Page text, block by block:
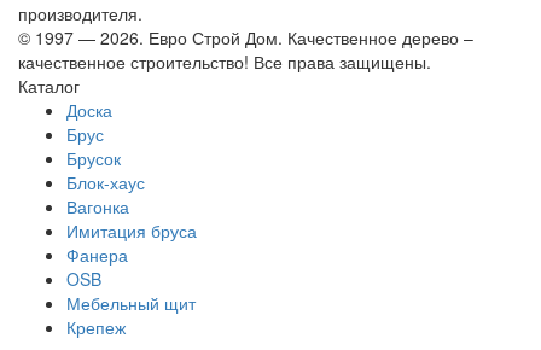
производителя.
© 1997 — 2026. Евро Строй Дом. Качественное дерево –
качественное строительство! Все права защищены.
Каталог
Доска
Брус
Брусок
Блок-хаус
Вагонка
Имитация бруса
Фанера
OSB
Мебельный щит
Крепеж